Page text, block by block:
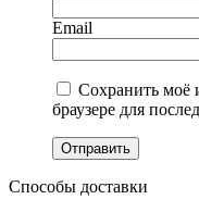
Email
Сохранить моё
браузере для
Отправить
Способы доставки